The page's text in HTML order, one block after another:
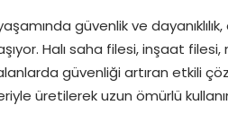
güvenlik ve
Halı saha filesi, inşaat
güvenliği artıran etkili
üretilerek uzun ömürlü